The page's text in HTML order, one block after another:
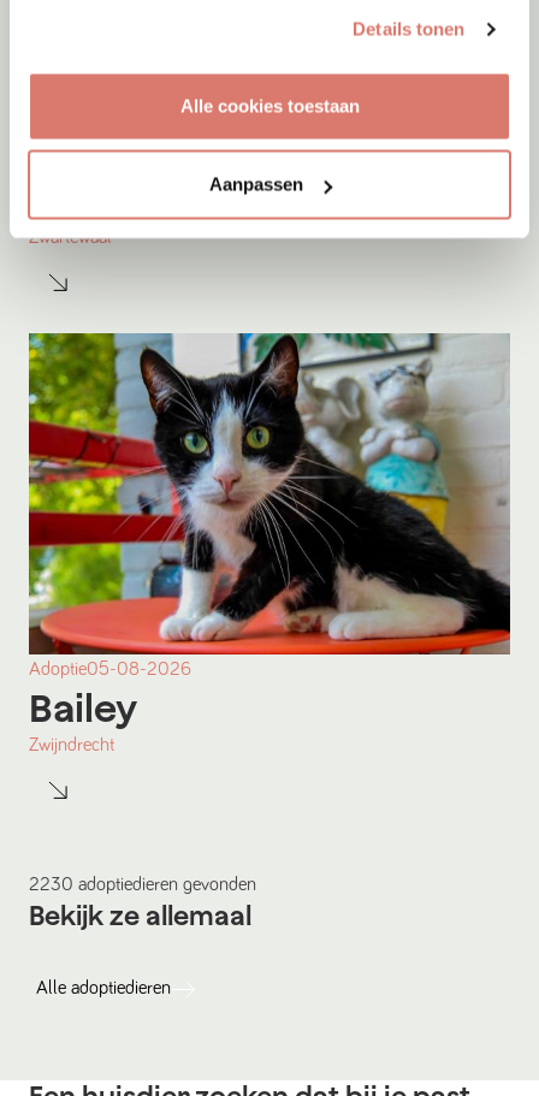
Details tonen
Alle cookies toestaan
Aanpassen
Zwartewaal
Adoptie05-08-2026
Bailey
Zwijndrecht
2230 adoptiedieren gevonden
Bekijk ze allemaal
Alle adoptiedieren